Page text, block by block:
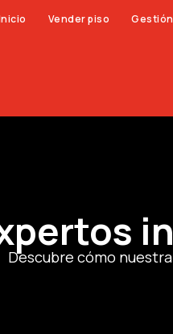
Vender piso
Descubre cómo